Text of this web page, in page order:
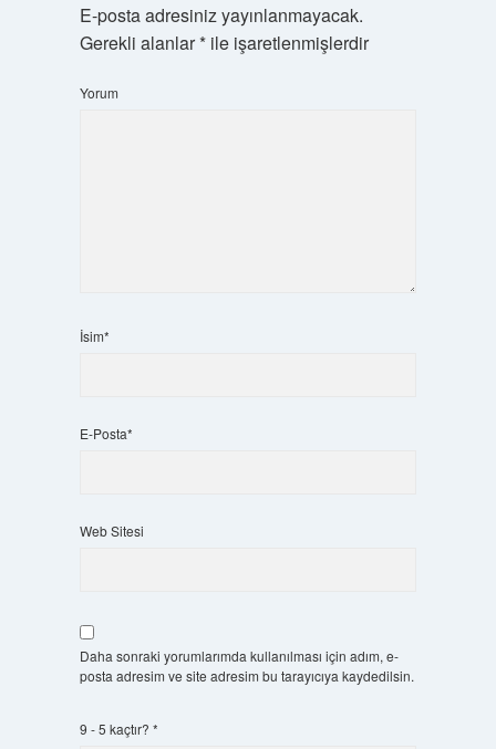
E-posta adresiniz yayınlanmayacak.
Gerekli alanlar*ile işaretlenmişlerdir
Yorum
İsim*
E-Posta*
Web Sitesi
Daha sonraki yorumlarımda kullanılması için adım, e-
posta adresim ve site adresim bu tarayıcıya kaydedilsin.
9 - 5 kaçtır? *